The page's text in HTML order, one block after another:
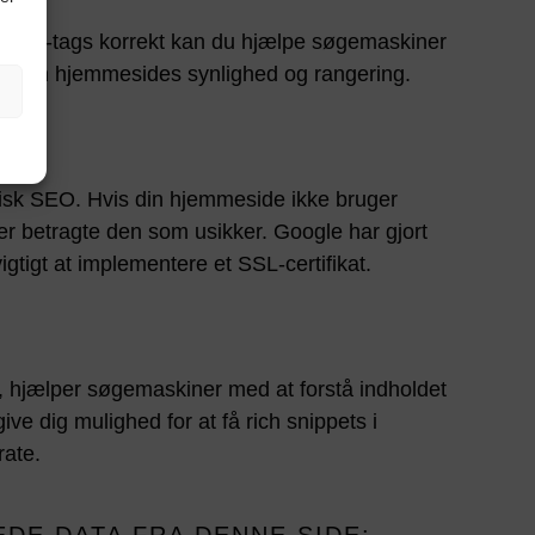
tags korrekt kan du hjælpe søgemaskiner
din hjemmesides synlighed og rangering.
SEO. Hvis din hjemmeside ikke bruger
betragte den som usikker. Google har gjort
at implementere et SSL-certifikat.
hjælper søgemaskiner med at forstå indholdet
dig mulighed for at få rich snippets i